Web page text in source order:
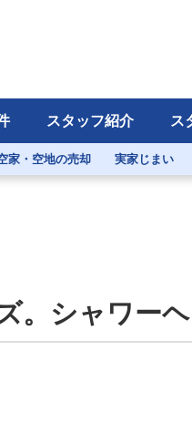
スタッフ紹介 ス
家・空地の売却 実家じまい
。シャワー